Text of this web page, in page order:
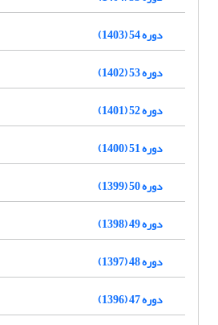
دوره 54 (1403)
دوره 53 (1402)
دوره 52 (1401)
دوره 51 (1400)
دوره 50 (1399)
دوره 49 (1398)
دوره 48 (1397)
دوره 47 (1396)